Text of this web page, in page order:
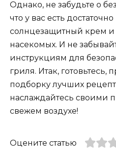
Однако, не забудьте о
что у вас есть
солнцезащитный крем и
насекомых. И не
инструкциям для
гриля. Итак, готовьтесь,
подборку лучших
наслаждайтесь своими
свежем воздухе!
Оцените статью